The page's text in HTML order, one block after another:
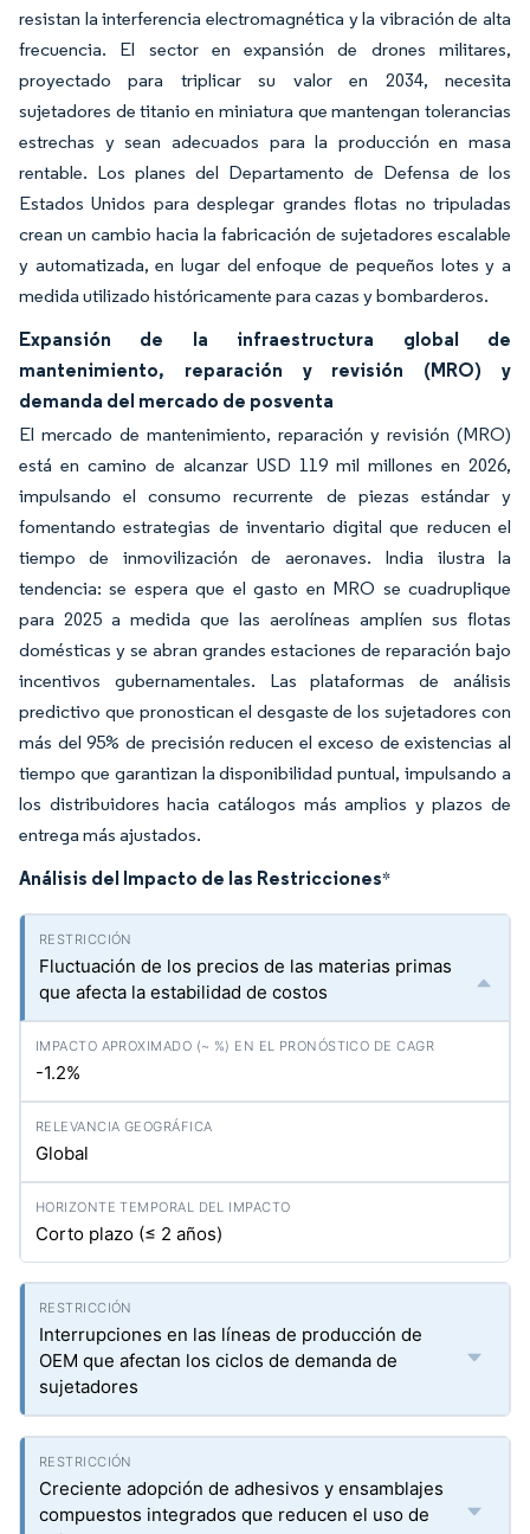
resistan la interferencia electromagnética y la vibración de alta
frecuencia. El sector en expansión de drones militares,
proyectado para triplicar su valor en 2034, necesita
sujetadores de titanio en miniatura que mantengan tolerancias
estrechas y sean adecuados para la producción en masa
rentable. Los planes del Departamento de Defensa de los
Estados Unidos para desplegar grandes flotas no tripuladas
crean un cambio hacia la fabricación de sujetadores escalable
y automatizada, en lugar del enfoque de pequeños lotes y a
medida utilizado históricamente para cazas y bombarderos.
Expansión de la infraestructura global de
mantenimiento, reparación y revisión (MRO) y
demanda del mercado de posventa
El mercado de mantenimiento, reparación y revisión (MRO)
está en camino de alcanzar USD 119 mil millones en 2026,
impulsando el consumo recurrente de piezas estándar y
fomentando estrategias de inventario digital que reducen el
tiempo de inmovilización de aeronaves. India ilustra la
tendencia: se espera que el gasto en MRO se cuadruplique
para 2025 a medida que las aerolíneas amplíen sus flotas
domésticas y se abran grandes estaciones de reparación bajo
incentivos gubernamentales. Las plataformas de análisis
predictivo que pronostican el desgaste de los sujetadores con
más del 95% de precisión reducen el exceso de existencias al
tiempo que garantizan la disponibilidad puntual, impulsando a
los distribuidores hacia catálogos más amplios y plazos de
entrega más ajustados.
Análisis del Impacto de las Restricciones*
Fluctuación de los precios de las materias primas
que afecta la estabilidad de costos
-1.2%
Global
Corto plazo (≤ 2 años)
Interrupciones en las líneas de producción de
OEM que afectan los ciclos de demanda de
sujetadores
Creciente adopción de adhesivos y ensamblajes
compuestos integrados que reducen el uso de